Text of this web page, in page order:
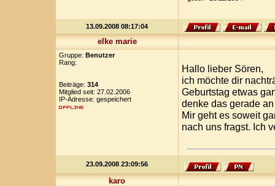
13.09.2008 08:17:04
elke marie
Gruppe: Benutzer
Rang:
Beiträge: 314
Mitglied seit: 27.02.2006
IP-Adresse: gespeichert
Hallo lieber Sören,
ich möchte dir
Geburtstag etwas
denke das gerade
Mir geht es soweit
nach uns fragst. Ich
23.09.2008 23:09:56
karo